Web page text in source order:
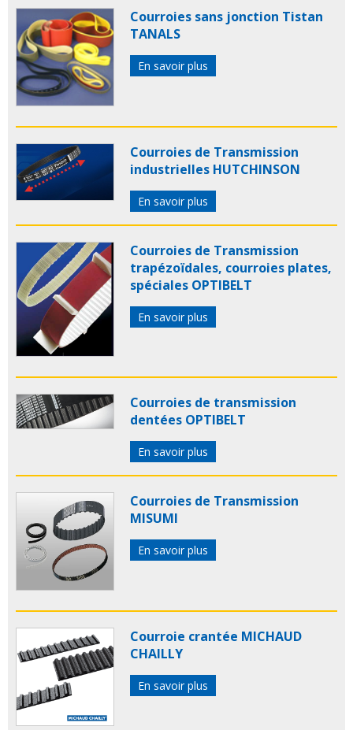
Courroies sans jonction Tistan
TANALS
En savoir plus
Courroies de Transmission
industrielles HUTCHINSON
En savoir plus
Courroies de Transmission
trapézoïdales, courroies plates,
spéciales OPTIBELT
En savoir plus
Courroies de transmission
dentées OPTIBELT
En savoir plus
Courroies de Transmission
MISUMI
En savoir plus
Courroie crantée MICHAUD
CHAILLY
En savoir plus